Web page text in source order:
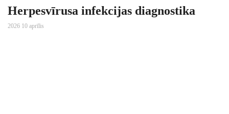
Herpesvīrusa infekcijas diagnostika
2026 10 aprīlis